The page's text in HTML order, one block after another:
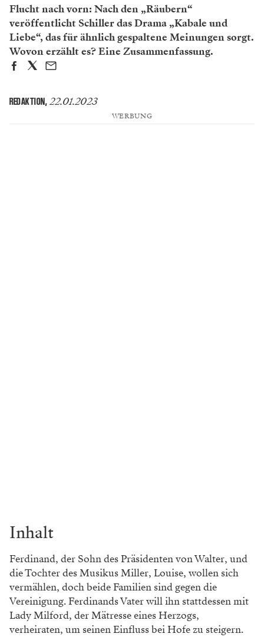
Flucht nach vorn: Nach den „Räubern“
veröffentlicht Schiller das Drama „Kabale und
Liebe“, das für ähnlich gespaltene Meinungen sorgt.
Wovon erzählt es? Eine Zusammenfassung.
REDAKTION, 22.01.2023
WERBUNG
Inhalt
Ferdinand, der Sohn des Präsidenten von Walter, und
die Tochter des Musikus Miller, Louise, wollen sich
vermählen, doch beide Familien sind gegen die
Vereinigung. Ferdinands Vater will ihn stattdessen mit
Lady Milford, der Mätresse eines Herzogs,
verheiraten, um seinen Einfluss bei Hofe zu steigern.